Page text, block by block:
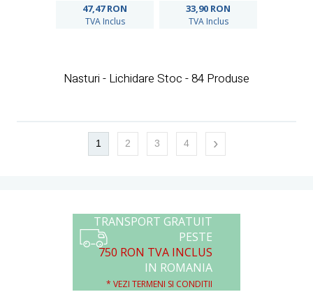
47,47RON
TVA Inclus
33,90 RON
TVA Inclus
Nasturi - Lichidare Stoc - 84 Produse
1 2 3 4 ›
TRANSPORT GRATUIT
PESTE
750 RON TVA INCLUS
IN ROMANIA
* VEZI TERMENI SI CONDITII